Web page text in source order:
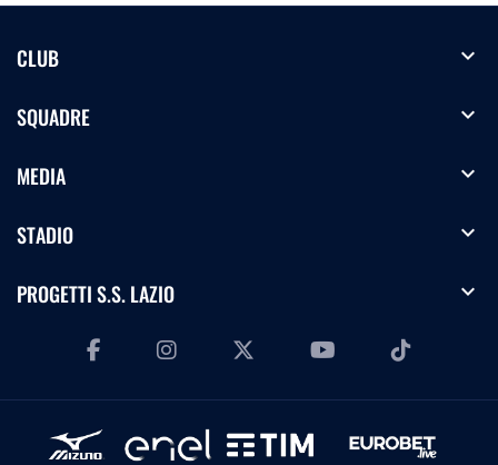
CLUB expand_more
SQUADRE expand_more
MEDIA expand_more
STADIO expand_more
PROGETTI S.S. LAZIO expand_more